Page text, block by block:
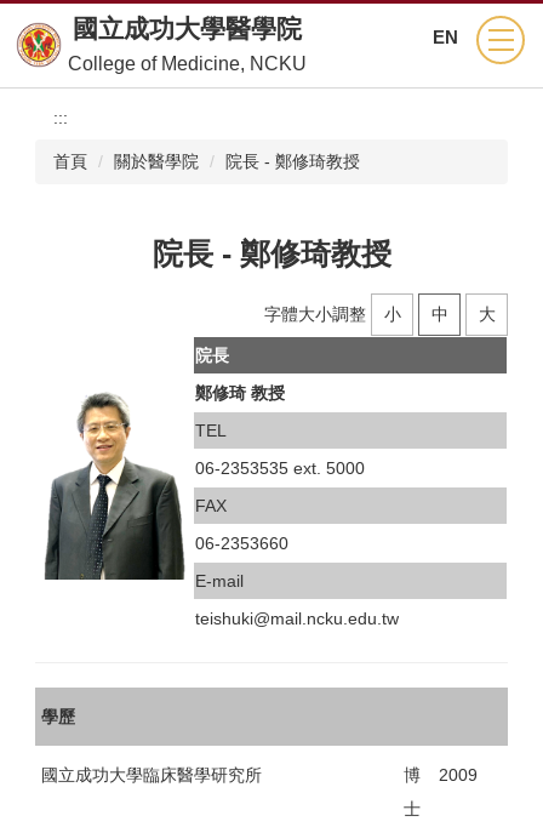
到
主
要
EN
國立成功大學醫學院
College of Medicine, NCKU
:::
首頁 關於醫學院 院長 - 鄭修琦教授
院長 - 鄭修琦教授
字體大小調整 小 中 大
院長
鄭修琦 教授
TEL
06-2353535 ext. 5000
FAX
06-2353660
E-mail
teishuki@mail.ncku.edu.tw
學歷
國立成功大學臨床醫學研究所
博
士
2009